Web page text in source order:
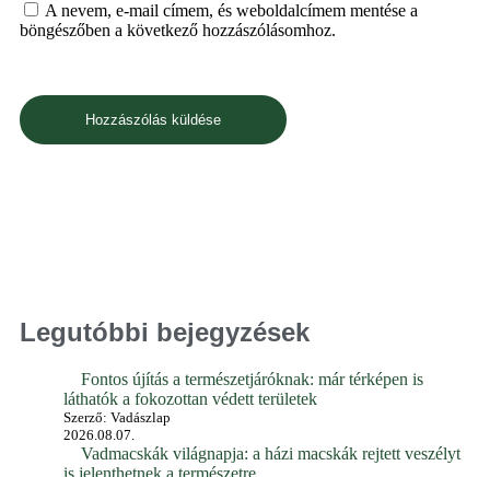
A nevem, e-mail címem, és weboldalcímem mentése a
böngészőben a következő hozzászólásomhoz.
Legutóbbi bejegyzések
Fontos újítás a természetjáróknak: már térképen is
láthatók a fokozottan védett területek
Szerző: Vadászlap
2026.08.07.
Vadmacskák világnapja: a házi macskák rejtett veszélyt